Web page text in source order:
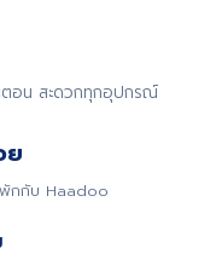
ตอน สะดวกทุกอุปกรณ์
ย
พักกับ Haadoo